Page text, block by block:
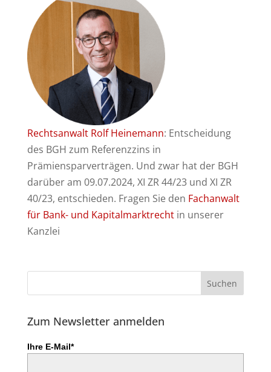
Rechtsanwalt Rolf Heinemann: Entscheidung
des BGH zum Referenzzins in
Prämiensparverträgen. Und zwar hat der BGH
darüber am 09.07.2024, XI ZR 44/23 und XI ZR
40/23, entschieden. Fragen Sie den Fachanwalt
für Bank- und Kapitalmarktrechtin unserer
Kanzlei
Zum Newsletter anmelden
Ihre E-Mail*